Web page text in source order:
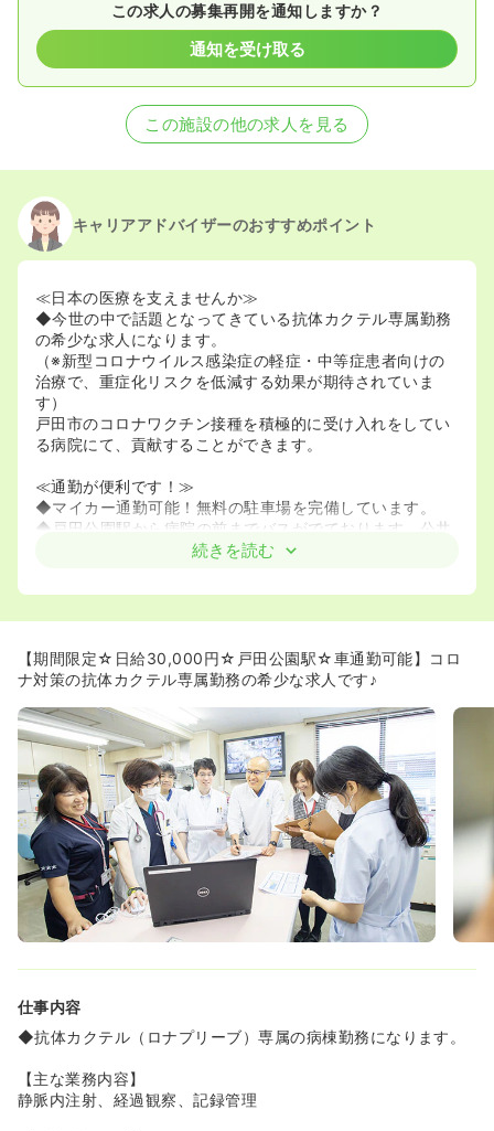
この求人の募集再開を通知しますか？
通知を受け取る
この施設の他の求人を見る
キャリアアドバイザーのおすすめポイント
≪日本の医療を支えませんか≫
◆今世の中で話題となってきている抗体カクテル専属勤務
の希少な求人になります。
（※新型コロナウイルス感染症の軽症・中等症患者向けの
治療で、重症化リスクを低減する効果が期待されていま
す）
戸田市のコロナワクチン接種を積極的に受け入れをしてい
る病院にて、貢献することができます。
≪通勤が便利です！≫
◆マイカー通勤可能！無料の駐車場を完備しています。
◆戸田公園駅から病院の前までバスがでております。公共
交通機関を使っての通勤も便利です。
続きを読む
【期間限定☆日給30,000円☆戸田公園駅☆車通勤可能】コロ
ナ対策の抗体カクテル専属勤務の希少な求人です♪
仕事内容
◆抗体カクテル（ロナプリーブ）専属の病棟勤務になります。
【主な業務内容】
静脈内注射、経過観察、記録管理